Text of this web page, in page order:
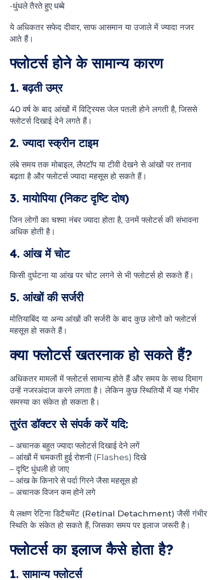
-धुंधले तैरते हुए धब्बे
ये अधिकतर सफेद दीवार, साफ आसमान या उजाले में ज्यादा नजर
आते हैं।
फ्लोटर्स होने के सामान्य कारण
1. बढ़ती उम्र
40 वर्ष के बाद आंखों में विट्रियस जेल पतली होने लगती है, जिससे
फ्लोटर्स दिखाई देने लगते हैं।
2. ज्यादा स्क्रीन टाइम
लंबे समय तक मोबाइल, लैपटॉप या टीवी देखने से आंखों पर तनाव
बढ़ता है और फ्लोटर्स ज्यादा महसूस हो सकते हैं।
3. मायोपिया (निकट दृष्टि दोष)
जिन लोगों का चश्मा नंबर ज्यादा होता है, उनमें फ्लोटर्स की संभावना
अधिक होती है।
4. आंख में चोट
किसी दुर्घटना या आंख पर चोट लगने से भी फ्लोटर्स हो सकते हैं।
5. आंखों की सर्जरी
मोतियाबिंद या अन्य आंखों की सर्जरी के बाद कुछ लोगों को फ्लोटर्स
महसूस हो सकते हैं।
क्या फ्लोटर्स खतरनाक हो सकते हैं?
अधिकतर मामलों में फ्लोटर्स सामान्य होते हैं और समय के साथ दिमाग
उन्हें नजरअंदाज करने लगता है। लेकिन कुछ स्थितियों में यह गंभीर
समस्या का संकेत हो सकता है।
तुरंत डॉक्टर से संपर्क करें यदि:
– अचानक बहुत ज्यादा फ्लोटर्स दिखाई देने लगें
– आंखों में चमकती हुई रोशनी (Flashes) दिखे
– दृष्टि धुंधली हो जाए
– आंख के किनारे से पर्दा गिरने जैसा महसूस हो
– अचानक विजन कम होने लगे
ये लक्षण रेटिना डिटैचमेंट (Retinal Detachment) जैसी गंभीर
स्थिति के संकेत हो सकते हैं, जिसका समय पर इलाज जरूरी है।
फ्लोटर्स का इलाज कैसे होता है?
1. सामान्य फ्लोटर्स